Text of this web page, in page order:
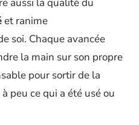
et ranime
soi. Chaque avancée
la main sur son propre
pour sortir de la
peu ce qui a été usé ou